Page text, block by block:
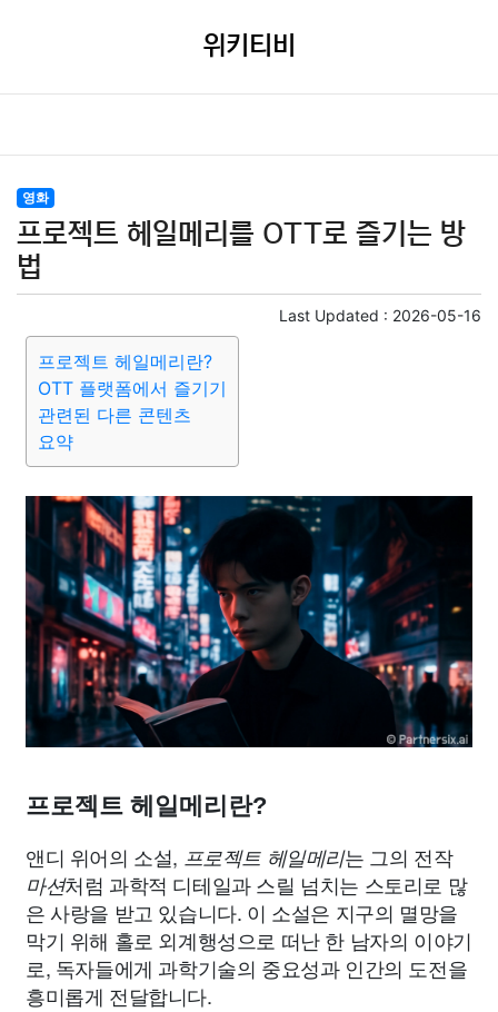
위키티비
영화
프로젝트 헤일메리를 OTT로 즐기는 방
법
Last Updated : 2026-05-16
프로젝트 헤일메리란?
OTT 플랫폼에서 즐기기
관련된 다른 콘텐츠
요약
프로젝트 헤일메리란?
앤디 위어의 소설, 프로젝트 헤일메리는 그의 전작
마션처럼 과학적 디테일과 스릴 넘치는 스토리로 많
은 사랑을 받고 있습니다. 이 소설은 지구의 멸망을
막기 위해 홀로 외계행성으로 떠난 한 남자의 이야기
로, 독자들에게 과학기술의 중요성과 인간의 도전을
흥미롭게 전달합니다.